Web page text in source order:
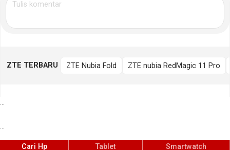
ZTE TERBARU ZTE Nubia Fold ZTE nubia RedMagic 11 Pro
Cari Hp Tablet Smartwatch